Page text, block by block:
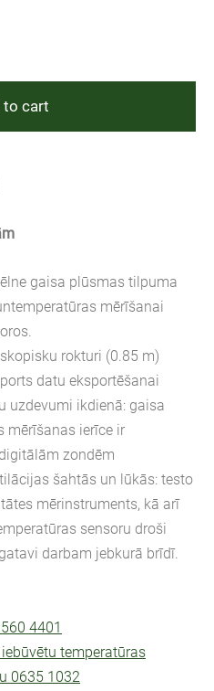
to cart
gaisa plūsmas tilpuma
mērīšanai
rokturi (0.85 m)
datu eksportēšanai
uzdevumi ikdienā: gaisa
mērīšanas ierīce ir
zondēm
šahtās un lūkās: testo
mērinstruments, kā arī
sensoru droši
darbam jebkurā brīdī.
4401
temperatūras
0635 1032